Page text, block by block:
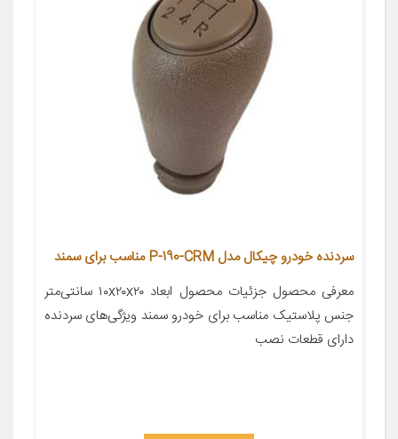
سردنده خودرو چیکال مدل P-190-CRM مناسب برای سمند
معرفی محصول جزئیات محصول ابعاد ۱۰x۲۰x۲۰ سانتی‌متر
جنس پلاستیک مناسب برای خودرو سمند ویژگی‌های سردنده
دارای قطعات نصب